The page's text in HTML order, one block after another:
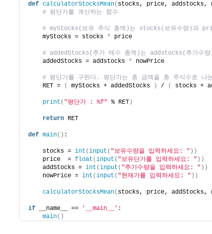
def calculatorStocksMean( stocks, price, addstocks,
# 평단가를 계산하는 함수
# myStocks(보유 주식 총액)는 stocks(보유수량)과
    myStocks = stocks
* price
# addedStocks(추가 매수 총액)는 addstocks(추가수
    addedStocks = addstocks
* nowPrice
# 펻단가를 구한다. 평단가는 총 금액을 총 주식수로 나
    RET =
( myStocks + addedStocks ) / ( stocks +
print ( "평단가 : %f" % RET )
return RET
def main() :
    stocks =
int (input ( "보유수량을 입력하세요: " ))
    price  =
float (input ( "보유단가를 입력하세요: " ))
    addStocks =
int (input ( "추가수량을 입력하세요: " ))
    nowPrice =
int (input ( "현재가를 입력하세요: " ))
calculatorStocksMean( stocks, price, addStocks,
if __name__ == '__main__' :
main()